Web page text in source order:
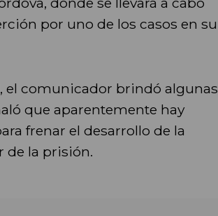
por uno de los casos en su
el comunicador brindó algunas
que aparentemente hay
frenar el desarrollo de la
de la prisión.